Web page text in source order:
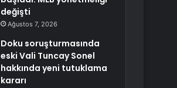
değişti
Ağustos 7, 2026
Doku soruşturmasında
eski Vali Tuncay Sonel
hakkında yeni tutuklama
kararı